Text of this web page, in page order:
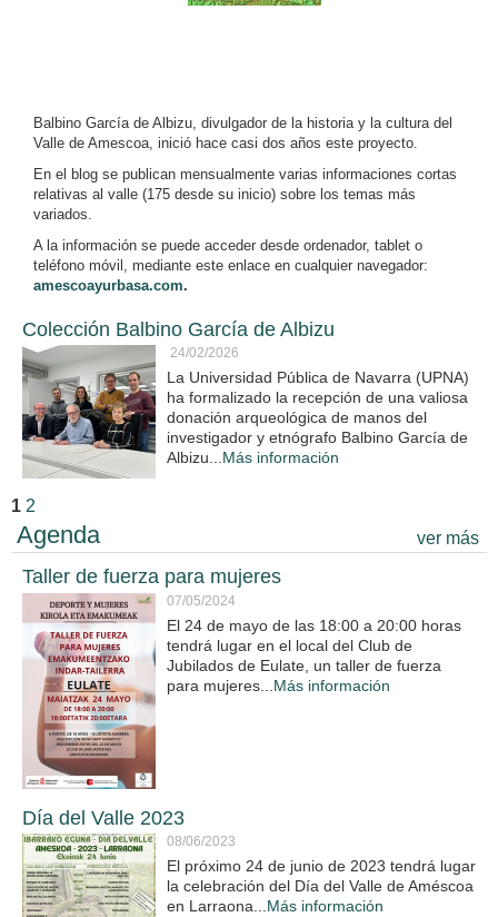
Balbino García de Albizu, divulgador de la historia y la cultura del
Valle de Amescoa, inició hace casi dos años este proyecto.
En el blog se publican mensualmente varias informaciones cortas
relativas al valle (175 desde su inicio) sobre los temas más
variados.
A la información se puede acceder desde ordenador, tablet o
teléfono móvil, mediante este enlace en cualquier navegador:
amescoayurbasa.com.
Colección Balbino García de Albizu
24/02/2026
La Universidad Pública de Navarra (UPNA)
ha formalizado la recepción de una valiosa
donación arqueológica de manos del
investigador y etnógrafo Balbino García de
Albizu...Más información
1 2
Agenda ver más
Taller de fuerza para mujeres
07/05/2024
El 24 de mayo de las 18:00 a 20:00 horas
tendrá lugar en el local del Club de
Jubilados de Eulate, un taller de fuerza
para mujeres... Más información
Día del Valle 2023
08/06/2023
El próximo 24 de junio de 2023 tendrá lugar
la celebración del Día del Valle de Améscoa
en Larraona... Más información